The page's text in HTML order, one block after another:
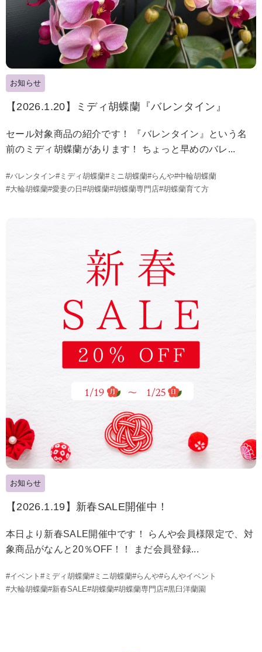
お知らせ
【2026.1.20】ミディ胡蝶蘭『バレンタイン』
セール対象商品の紹介です！ 『バレンタイン』という名
前のミディ胡蝶蘭があります！ ちょっと早めのバレ...
#バレンタイン#ミディ胡蝶蘭#ミニ胡蝶蘭#らんや#中輪胡蝶蘭
#大輪胡蝶蘭#愛妻の日 #胡蝶蘭#胡蝶蘭専門店#胡蝶蘭育て方
お知らせ
【2026.1.19】新春SALE開催中！
本日より新春SALE開催中です！ らんや会員様限定で、対
象商品がなんと20％OFF！！ まだ会員登録...
#イベント #ミディ胡蝶蘭#ミニ胡蝶蘭#らんや#らんやイベント
#大輪胡蝶蘭#新春SALE#胡蝶蘭#胡蝶蘭専門店#黒臼洋蘭園